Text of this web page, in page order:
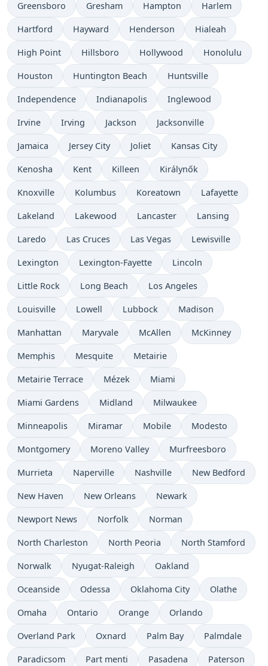
Greensboro Gresham Hampton Harlem
Hartford Hayward Henderson Hialeah
High Point Hillsboro Hollywood Honolulu
Houston Huntington Beach Huntsville
Independence Indianapolis Inglewood
Irvine Irving Jackson Jacksonville
Jamaica Jersey City Joliet Kansas City
Kenosha Kent Killeen Királynők
Knoxville Kolumbus Koreatown Lafayette
Lakeland Lakewood Lancaster Lansing
Laredo Las Cruces Las Vegas Lewisville
Lexington Lexington-Fayette Lincoln
Little Rock Long Beach Los Angeles
Louisville Lowell Lubbock Madison
Manhattan Maryvale McAllen McKinney
Memphis Mesquite Metairie
Metairie Terrace Mézek Miami
Miami Gardens Midland Milwaukee
Minneapolis Miramar Mobile Modesto
Montgomery Moreno Valley Murfreesboro
Murrieta Naperville Nashville New Bedford
New Haven New Orleans Newark
Newport News Norfolk Norman
North Charleston North Peoria North Stamford
Norwalk Nyugat-Raleigh Oakland
Oceanside Odessa Oklahoma City Olathe
Omaha Ontario Orange Orlando
Overland Park Oxnard Palm Bay Palmdale
Paradicsom Part menti Pasadena Paterson